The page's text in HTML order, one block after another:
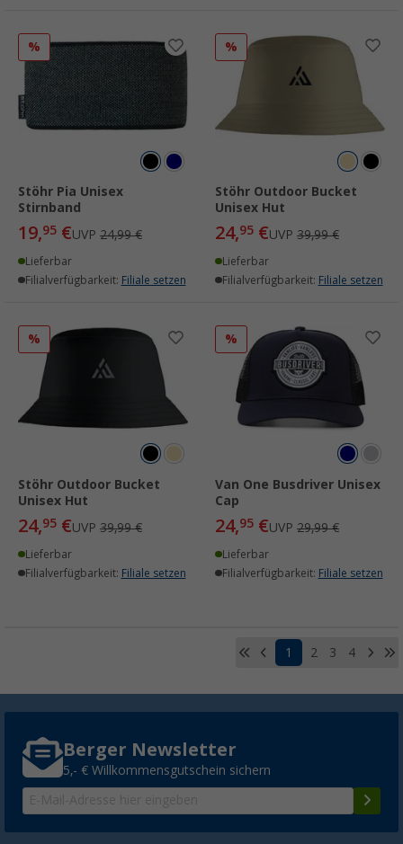
%
Stöhr Pia Unisex
Stirnband
19,95 €UVP 24,99 €
Lieferbar
Filialverfügbarkeit: Filiale setzen
%
Stöhr Outdoor Bucket
Unisex Hut
24,95 €UVP 39,99 €
Lieferbar
Filialverfügbarkeit: Filiale setzen
%
Stöhr Outdoor Bucket
Unisex Hut
24,95 €UVP 39,99 €
Lieferbar
Filialverfügbarkeit: Filiale setzen
%
Van One Busdriver Unisex
Cap
24,95 €UVP 29,99 €
Lieferbar
Filialverfügbarkeit: Filiale setzen
1 2 3 4
Berger Newsletter
5,- € Willkommensgutschein sichern